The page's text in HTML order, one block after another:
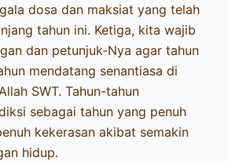
dosa dan maksiat yang telah
tahun ini. Ketiga, kita wajib
dan petunjuk-Nya agar tahun
mendatang senantiasa di
SWT. Tahun-tahun
sebagai tahun yang penuh
kekerasan akibat semakin
hidup.